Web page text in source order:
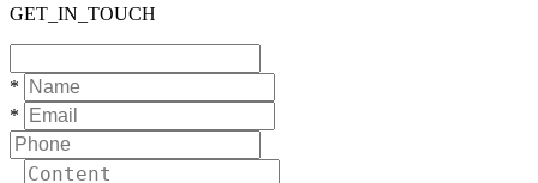
GET_IN_TOUCH
*
*